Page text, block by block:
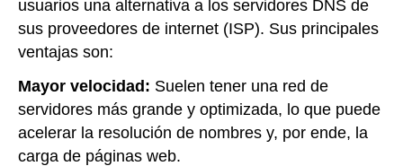
usuarios una alternativa a los servidores DNS de
sus proveedores de internet (ISP). Sus principales
ventajas son:
Mayor velocidad: Suelen tener una red de
servidores más grande y optimizada, lo que puede
acelerar la resolución de nombres y, por ende, la
carga de páginas web.